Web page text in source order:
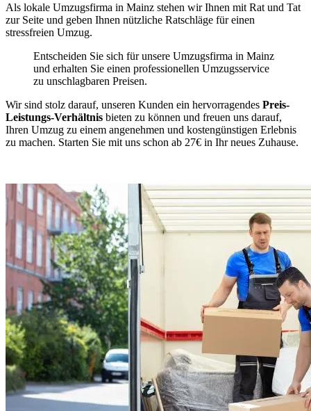
Als lokale Umzugsfirma in Mainz stehen wir Ihnen mit Rat und Tat
zur Seite und geben Ihnen nützliche Ratschläge für einen
stressfreien Umzug.
Entscheiden Sie sich für unsere Umzugsfirma in Mainz
und erhalten Sie einen professionellen Umzugsservice
zu unschlagbaren Preisen.
Wir sind stolz darauf, unseren Kunden ein hervorragendes Preis-
Leistungs-Verhältnis bieten zu können und freuen uns darauf,
Ihren Umzug zu einem angenehmen und kostengünstigen Erlebnis
zu machen. Starten Sie mit uns schon ab 27€ in Ihr neues Zuhause.